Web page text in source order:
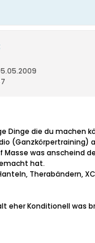
Dinge die du machen
(Ganzkörpertraining)
Masse was anscheind
hat.
Therabändern,
eher Konditionell was